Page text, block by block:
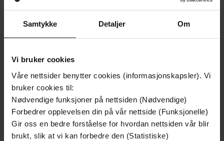
Samtykke Detaljer Om
Vi bruker cookies
Våre nettsider benytter cookies (informasjonskapsler). Vi
bruker cookies til:
Nødvendige funksjoner på nettsiden (Nødvendige)
Forbedrer opplevelsen din på vår nettside (Funksjonelle)
Gir oss en bedre forståelse for hvordan nettsiden vår blir
brukt, slik at vi kan forbedre den (Statistiske)
260,-
Monolithic Undertow
Harry Sword
260,-
Monolithic Undertow
Harry Sword